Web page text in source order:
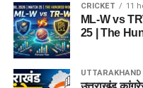
CRICKET 11
ML-W vs
25 | The
UTTARAKHAND